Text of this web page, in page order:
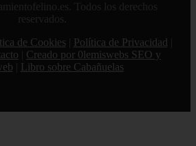
Todos los derechos
reservados.
de Cookies Política de Privacidad
Creado por 0lemiswebs SEO y
Libro sobre Cabañuelas